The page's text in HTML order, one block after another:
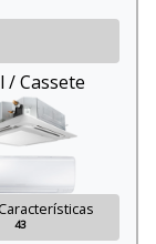
/ Cassete
43